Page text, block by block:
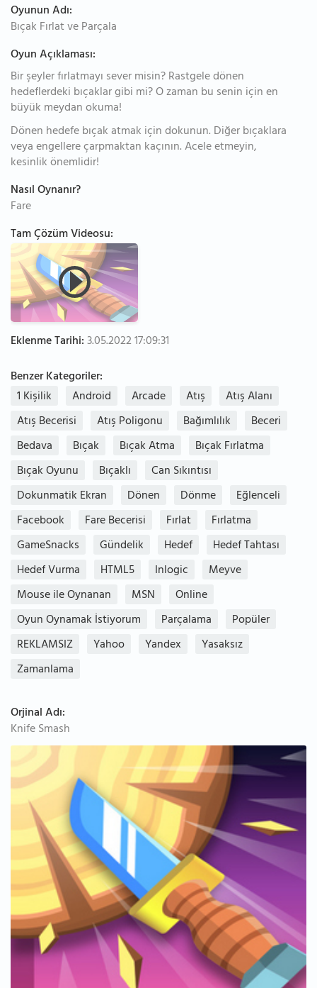
Oyunun Adı:
Bıçak Fırlat ve Parçala
Oyun Açıklaması:
Bir şeyler fırlatmayı sever misin? Rastgele dönen
hedeflerdeki bıçaklar gibi mi? O zaman bu senin için en
büyük meydan okuma!
Dönen hedefe bıçak atmak için dokunun. Diğer bıçaklara
veya engellere çarpmaktan kaçının. Acele etmeyin,
kesinlik önemlidir!
Nasıl Oynanır?
Fare
Tam Çözüm Videosu:
Eklenme Tarihi:3.05.2022 17:09:31
Benzer Kategoriler:
1 Kişilik
Android Arcade Atış
Atış Alanı
Atış Becerisi
Atış Poligonu Bağımlılık
Beceri
Bedava
Bıçak Bıçak Atma
Bıçak Fırlatma
Bıçak Oyunu
Bıçaklı
Can Sıkıntısı
Dokunmatik Ekran
Dönen Dönme
Eğlenceli
Facebook
Fare Becerisi Fırlat
Fırlatma
GameSnacks
Gündelik Hedef
Hedef Tahtası
Hedef Vurma
HTML5 Inlogic
Meyve
Mouse ile Oynanan
MSN
Online
Oyun Oynamak İstiyorum
Parçalama
Popüler
REKLAMSIZ
Yahoo Yandex
Yasaksız
Zamanlama
Orjinal Adı:
Knife Smash